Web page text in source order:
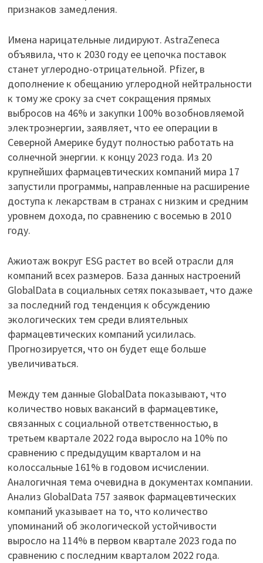
признаков замедления.
Имена нарицательные лидируют. AstraZeneca
объявила, что к 2030 году ее цепочка поставок
станет углеродно-отрицательной. Pfizer, в
дополнение к обещанию углеродной нейтральности
к тому же сроку за счет сокращения прямых
выбросов на 46% и закупки 100% возобновляемой
электроэнергии, заявляет, что ее операции в
Северной Америке будут полностью работать на
солнечной энергии. к концу 2023 года. Из 20
крупнейших фармацевтических компаний мира 17
запустили программы, направленные на расширение
доступа к лекарствам в странах с низким и средним
уровнем дохода, по сравнению с восемью в 2010
году.
Ажиотаж вокруг ESG растет во всей отрасли для
компаний всех размеров. База данных настроений
GlobalData в социальных сетях показывает, что даже
за последний год тенденция к обсуждению
экологических тем среди влиятельных
фармацевтических компаний усилилась.
Прогнозируется, что он будет еще больше
увеличиваться.
Между тем данные GlobalData показывают, что
количество новых вакансий в фармацевтике,
связанных с социальной ответственностью, в
третьем квартале 2022 года выросло на 10% по
сравнению с предыдущим кварталом и на
колоссальные 161% в годовом исчислении.
Аналогичная тема очевидна в документах компании.
Анализ GlobalData 757 заявок фармацевтических
компаний указывает на то, что количество
упоминаний об экологической устойчивости
выросло на 114% в первом квартале 2023 года по
сравнению с последним кварталом 2022 года.